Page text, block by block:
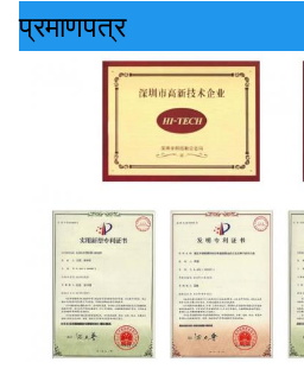
प्रमाणपत्र